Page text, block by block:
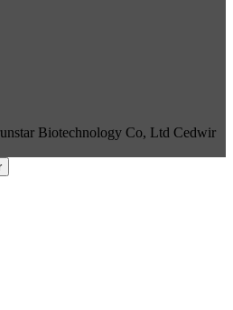
Biotechnology Co, Ltd Cedwir